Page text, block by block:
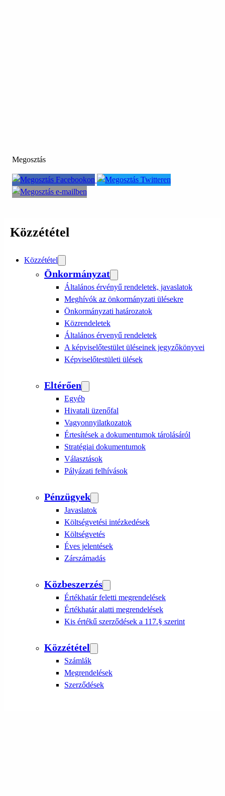
Megosztás
Közzététel
Közzététel
Önkormányzat
Általános érvényű rendeletek, javaslatok
Meghívók az önkormányzati ülésekre
Önkormányzati határozatok
Közrendeletek
Általános érvenyű rendeletek
A képviselőtestület üléseinek jegyzőkönyvei
Képviselőtestületi ülések
Eltérően
Egyéb
Hivatali üzenőfal
Vagyonnyilatkozatok
Értesítések a dokumentumok tárolásáról
Stratégiai dokumentumok
Választások
Pályázati felhívások
Pénzügyek
Javaslatok
Költségvetési intézkedések
Költségvetés
Éves jelentések
Zárszámadás
Közbeszerzés
Értékhatár feletti megrendelések
Értékhatár alatti megrendelések
Kis értékű szerződések a 117.§ szerint
Közzététel
Számlák
Megrendelések
Szerződések